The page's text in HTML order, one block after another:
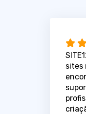
sites